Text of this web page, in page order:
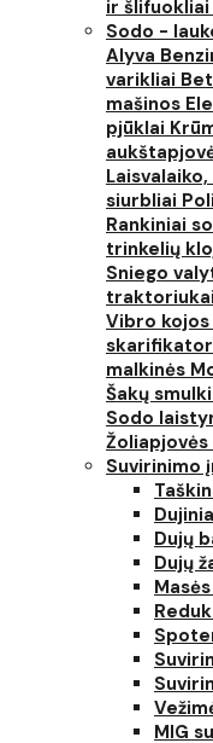
ir šlifuokliai
Sodo -
Alyva
varikliai
mašinos
pjūklai
siurbliai
Rankiniai
trinkelių
Sniego
traktoriukai
Vibro kojos
malkinės
Šakų
Sodo
Suvirinimo
Dujų
Dujų
MIG